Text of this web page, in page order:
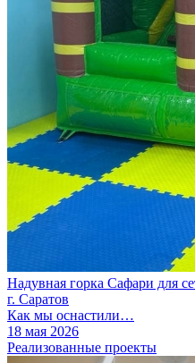
Надувная горка Сафари для
г. Саратов
Как мы оснастили…
18 мая 2026
Реализованные проекты